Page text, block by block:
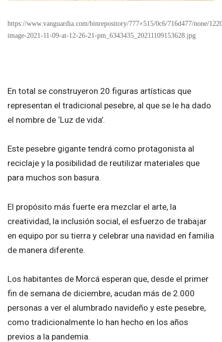
https://www.vanguardia.com/binrepository/777×515/0c6/716d477/none/
image-2021-11-09-at-12-26-21-pm_6343435_20211109153628.jpg
En total se construyeron 20 figuras artísticas que
representan el tradicional pesebre, al que se le ha dado
el nombre de ‘Luz de vida’.
Este pesebre gigante tendrá como protagonista al
reciclaje y la posibilidad de reutilizar materiales que
para muchos son basura.
El propósito más fuerte era mezclar el arte, la
creatividad, la inclusión social, el esfuerzo de trabajar
en equipo por su tierra y celebrar una navidad en familia
de manera diferente.
Los habitantes de Morcá esperan que, desde el primer
fin de semana de diciembre, acudan más de 2.000
personas a ver el alumbrado navideño y este pesebre,
como tradicionalmente lo han hecho en los años
previos a la pandemia.